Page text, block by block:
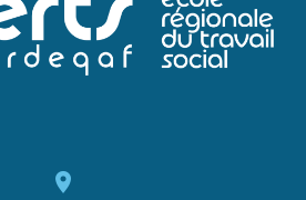

